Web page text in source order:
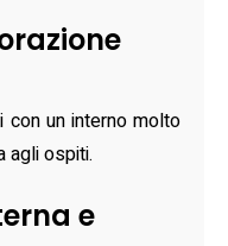
con un interno molto
agli ospiti.
e